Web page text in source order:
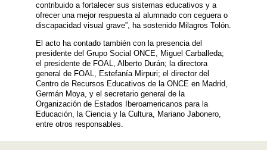
contribuido a fortalecer sus sistemas educativos y a
ofrecer una mejor respuesta al alumnado con ceguera o
discapacidad visual grave”, ha sostenido Milagros Tolón.
El acto ha contado también con la presencia del
presidente del Grupo Social ONCE, Miguel Carballeda;
el presidente de FOAL, Alberto Durán; la directora
general de FOAL, Estefanía Mirpuri; el director del
Centro de Recursos Educativos de la ONCE en Madrid,
Germán Moya, y el secretario general de la
Organización de Estados Iberoamericanos para la
Educación, la Ciencia y la Cultura, Mariano Jabonero,
entre otros responsables.